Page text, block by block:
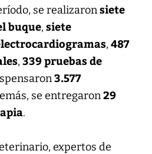
se realizaronsiete
buque, siete
, 487
, 339 pruebas de
3.577
se entregaron29
.
expertos de